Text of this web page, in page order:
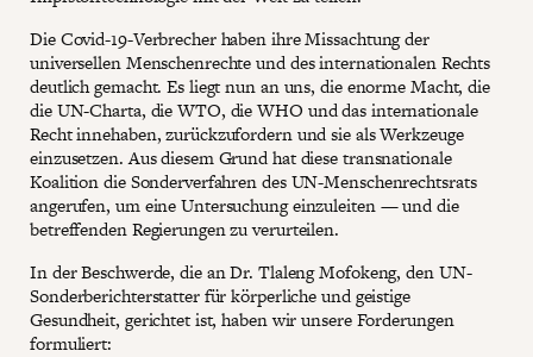
Die Covid-19-Verbrecher haben ihre Missachtung der
universellen Menschenrechte und des internationalen Rechts
deutlich gemacht. Es liegt nun an uns, die enorme Macht, die
die UN-Charta, die WTO, die WHO und das internationale
Recht innehaben, zurückzufordern und sie als Werkzeuge
einzusetzen. Aus diesem Grund hat diese transnationale
Koalition die Sonderverfahren des UN-Menschenrechtsrats
angerufen, um eine Untersuchung einzuleiten — und die
betreffenden Regierungen zu verurteilen.
In der Beschwerde, die an Dr. Tlaleng Mofokeng, den UN-
Sonderberichterstatter für körperliche und geistige
Gesundheit, gerichtet ist, haben wir unsere Forderungen
formuliert: